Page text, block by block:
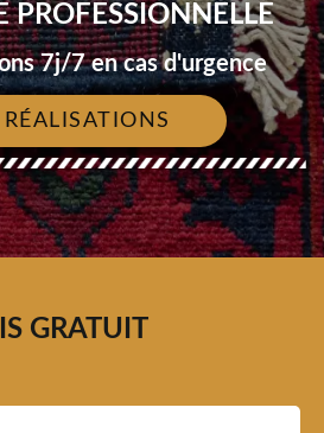
PROFESSIONNELLE
7j/7 en cas d'urgence
RÉALISATIONS
GRATUIT